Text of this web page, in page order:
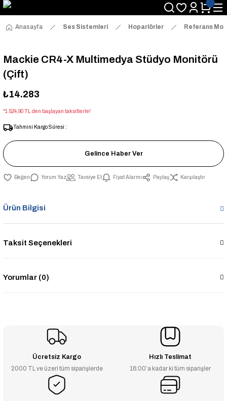
Anasayfa Ses Sistemleri Hoparlörler Referans
Mackie CR4-X Multimedya Stüdyo Monitörü
(Çift)
₺14.283
*1.524,90 TL den başlayan taksitlerle!
Tahmini Kargo Süresi :
Gelince Haber Ver
Yorum Yaz Tavsiye Et Fiyat Alarmı Paylaş Karşılaştır
Ürün Bilgisi
Taksit Seçenekleri
Yorumlar (0)
Ücretsiz Kargo
2000 TL ve üzeri tüm siparişlerde
Hızlı Teslimat
16:00’a kadar ki tüm siparişler